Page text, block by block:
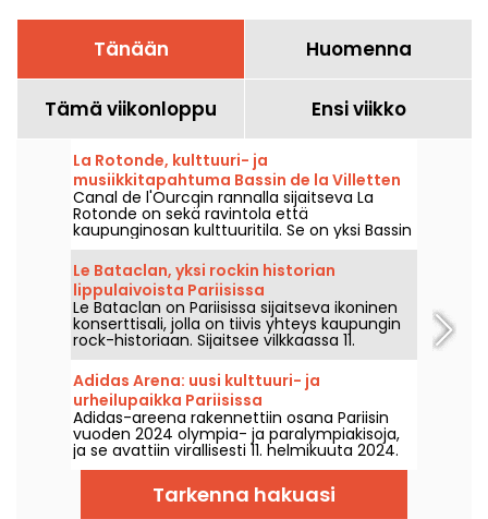
Tänään Huomenna
Tämä viikonloppu Ensi viikko
La Rotonde, kulttuuri- ja
musiikkitapahtuma Bassin de la Villetten
rannalla.
Canal de l'Ourcqin rannalla sijaitseva La
Rotonde on sekä ravintola että
kaupunginosan kulttuuritila. Se on yksi Bassin
de la Villetten rannalla sijaitsevista
vierailukohteista, sillä siellä järjestetään
runsaasti iltoja, ulkoilmatapahtumia ja muita
viihtyisiä tapahtumia.
Le Bataclan, yksi rockin historian
lippulaivoista Pariisissa
Le Bataclan on Pariisissa sijaitseva ikoninen
konserttisali, jolla on tiivis yhteys kaupungin
rock-historiaan. Sijaitsee vilkkaassa 11.
arrondissementissa, se on yhä yksi Pariisin
musiikkikentän tunnusomaisista paikoista.
Adidas Arena: uusi kulttuuri- ja
urheilupaikka Pariisissa
Adidas-areena rakennettiin osana Pariisin
vuoden 2024 olympia- ja paralympiakisoja,
ja se avattiin virallisesti 11. helmikuuta 2024.
Lue lisää tästä valtavasta uudesta kulttuuri-
ja urheilupaikasta pääkaupungin
pohjoisosassa.Tarkenna hakuasi